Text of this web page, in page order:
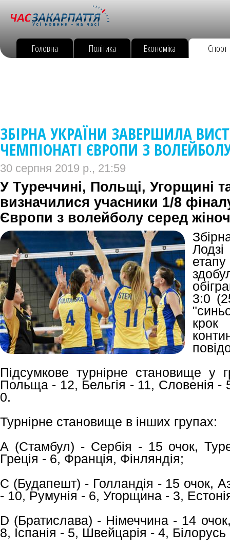
Головна Політика Економіка Спорт
ЗБІРНА УКРАЇНИ ЗАВЕРШИЛА
ЧЕМПІОНАТІ ЄВРОПИ З
30 серпня 2019 р., 21:59
У Туреччині, Польщі, Угорщині
визначилися учасники 1/8
Європи з волейболу серед
3:0
Підсумкове турнірне становище у
Польща - 12, Бельгія - 11, Словенія -
​​0.
Турнірне становище в інших групах:
А (Стамбул) - Сербія - 15 очок,
Греція - 6, Франція, Фінляндія;
С (Будапешт) - Голландія - 15 очок,
- 10, Румунія - 6, Угорщина - 3,
D (Братислава) - Німеччина - 14
8, Іспанія - 5, Швейцарія - 4, Білорусь